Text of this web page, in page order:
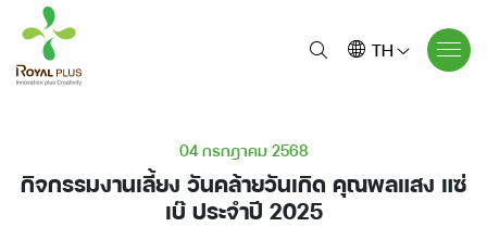
TH
04 กรกฎาคม 2568
กิจกรรมงานเลี้ยง วันคล้ายวันเกิด คุณพลแสง แซ่
เบ๊ ประจำปี 2025